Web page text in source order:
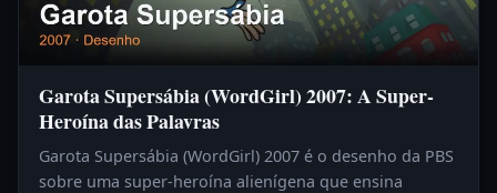
Garota Supersábia (WordGirl) 2007: A Super-
Heroína das Palavras
Garota Supersábia (WordGirl) 2007 é o desenho da PBS
sobre uma super-heroína alienígena que ensina